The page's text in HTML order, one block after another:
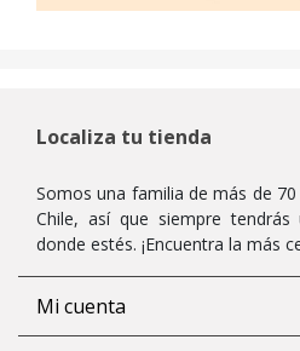
Localiza tu tienda
Somos una familia de más de
Chile, así que siempre
donde estés. ¡Encuentra la más
Mi cuenta